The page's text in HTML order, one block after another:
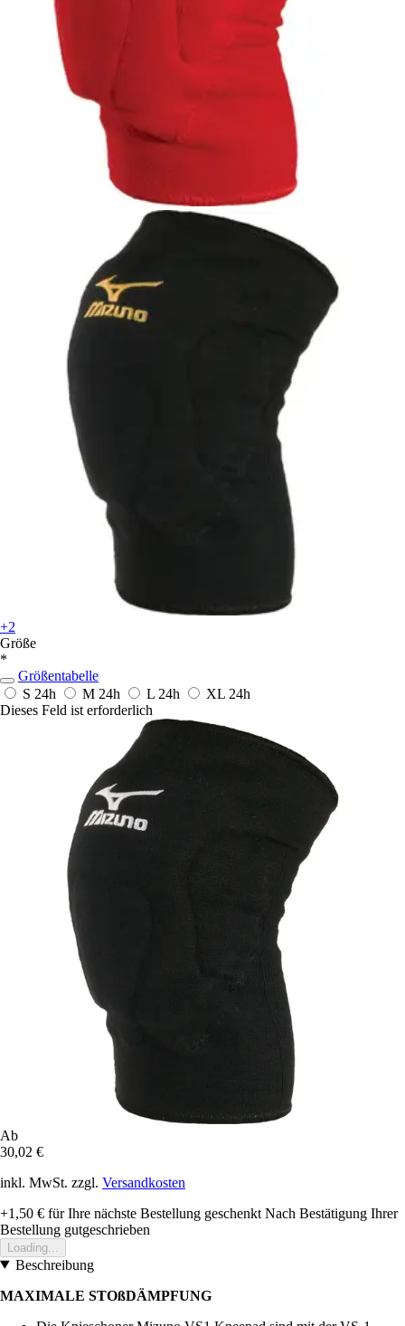
+2
Größe
*
Größentabelle
S 24h M 24h L 24h XL 24h
Dieses Feld ist erforderlich
Ab
30,02 €
inkl. MwSt. zzgl. Versandkosten
+1,50 € für Ihre nächste Bestellung geschenkt Nach Bestätigung Ihrer
Bestellung gutgeschrieben
Loading...
Beschreibung
MAXIMALE STOßDÄMPFUNG